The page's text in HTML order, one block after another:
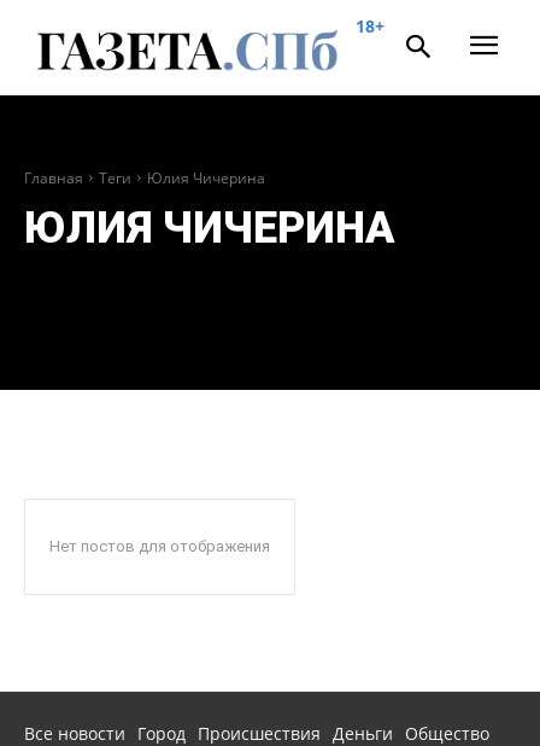
18+
Главная Теги Юлия Чичерина
ЮЛИЯ ЧИЧЕРИНА
Нет постов для отображения
Все новости Город Происшествия Деньги
Общество